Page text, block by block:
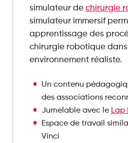
simulateur de chirurgie
simulateur immersif
apprentissage des
chirurgie robotique
environnement réaliste.
Un contenu
des associations
Jumelable avec le Lap
Espace de travail
Vinci